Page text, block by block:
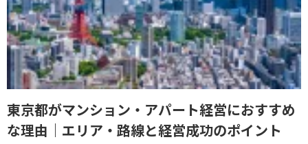
東京都がマンション・アパート経営におすすめ
な理由｜エリア・路線と経営成功のポイント